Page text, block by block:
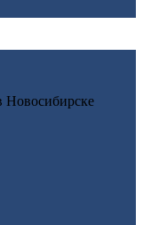
Новосибирске